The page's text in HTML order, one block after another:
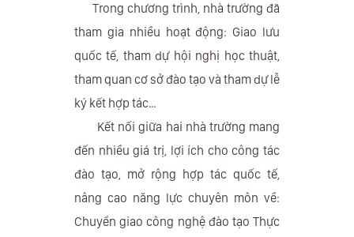
Trong chương trình, nhà trường đã
tham gia nhiều hoạt động: Giao lưu
quốc tế, tham dự hội nghị học thuật,
tham quan cơ sở đào tạo và tham dự lễ
ký kết hợp tác…
Kết nối giữa hai nhà trường mang
đến nhiều giá trị, lợi ích cho công tác
đào tạo, mở rộng hợp tác quốc tế,
nâng cao năng lực chuyên môn về:
Chuyển giao công nghệ đào tạo Thực